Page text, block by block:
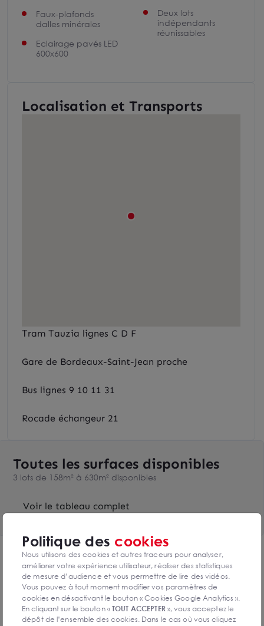
Faux-plafonds
dalles minérales
Eclairage pavés LED
600x600
Deux lots
indépendants
réunissables
Localisation et Transports
Tram Tauzia lignes C D F
Gare de Bordeaux-Saint-Jean proche
Bus lignes 9 10 11 31
Rocade échangeur 21
Toutes les surfaces disponibles
3 lots de 158m² à 630m² disponibles
Voir le tableau complet
DPE & GES
Diagnostic de performance énergétique
Politique des cookies
Nous utilisons des cookies et autres traceurs pour analyser,
améliorer votre expérience utilisateur, réaliser des statistiques
de mesure d’audience et vous permettre de lire des vidéos.
Vous pouvez à tout moment modifier vos paramètres de
cookies en désactivant le bouton « Cookies Google Analytics ».
En cliquant sur le bouton «TOUT ACCEPTER», vous acceptez le
dépôt de l’ensemble des cookies. Dans le cas où vous cliquez